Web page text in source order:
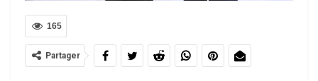
165
Partager